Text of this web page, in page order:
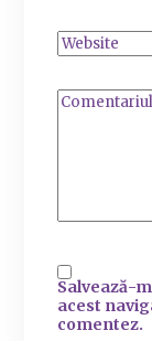
Salvează-
acest
comentez.